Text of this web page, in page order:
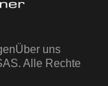
Über uns
Alle Rechte